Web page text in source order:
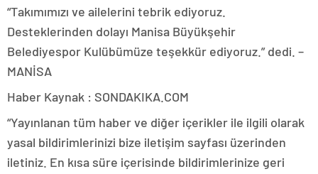
“Takımımızı ve ailelerini tebrik ediyoruz.
Desteklerinden dolayı Manisa Büyükşehir
Belediyespor Kulübümüze teşekkür ediyoruz.” dedi. –
MANİSA
Haber Kaynak : SONDAKIKA.COM
“Yayınlanan tüm haber ve diğer içerikler ile ilgili olarak
yasal bildirimlerinizi bize iletişim sayfası üzerinden
iletiniz. En kısa süre içerisinde bildirimlerinize geri